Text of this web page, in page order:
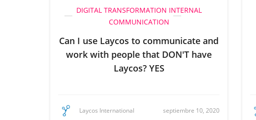
DIGITAL TRANSFORMATION INTERNAL
COMMUNICATION
Can I use Laycos to communicate and
work with people that DON'T have
Laycos? YES
Laycos International septiembre 10, 2020